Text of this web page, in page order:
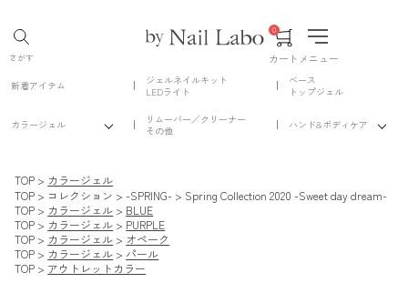
さがす カート
0
メニュー
新着アイテム
ジェルネイルキット
LEDライト
ベース
トップジェル
カラージェル
リムーバー／クリーナー
その他
ハンド&ボディケア
TOP
カラージェル
TOP
コレクション -SPRING-
Spring Collection 2020 -Sweet day dream-
TOP
カラージェル
BLUE
TOP
カラージェル
PURPLE
TOP
カラージェル
オペーク
TOP
カラージェル
パール
TOP
アウトレットカラー